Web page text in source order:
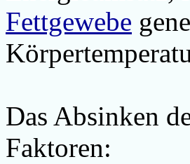
Fettgewebe
Das Absinken
Faktoren: